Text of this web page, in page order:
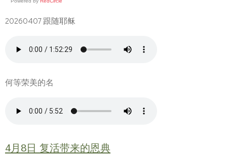
20260407 跟随耶稣
何等荣美的名
4月8日 复活带来的恩典